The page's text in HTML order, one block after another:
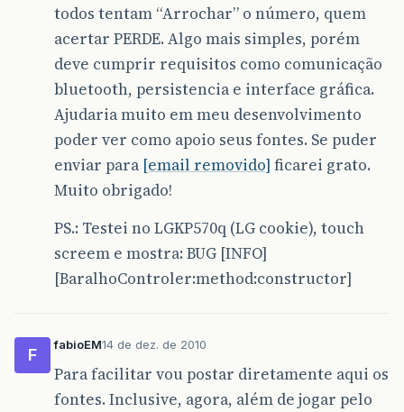
todos tentam “Arrochar” o número, quem
acertar PERDE. Algo mais simples, porém
deve cumprir requisitos como comunicação
bluetooth, persistencia e interface gráfica.
Ajudaria muito em meu desenvolvimento
poder ver como apoio seus fontes. Se puder
enviar para [email removido] ficarei grato.
Muito obrigado!
PS.: Testei no LGKP570q (LG cookie), touch
screem e mostra: BUG [INFO]
[BaralhoControler:method:constructor]
F
fabioEM14 de dez. de 2010
Para facilitar vou postar diretamente aqui os
fontes. Inclusive, agora, além de jogar pelo